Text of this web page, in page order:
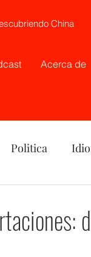
China
Acerca de
Politica